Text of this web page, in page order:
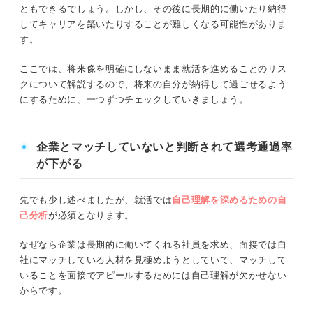
ともできるでしょう。しかし、その後に長期的に働いたり納得
してキャリアを築いたりすることが難しくなる可能性がありま
す。
ここでは、将来像を明確にしないまま就活を進めることのリス
クについて解説するので、将来の自分が納得して過ごせるよう
にするために、一つずつチェックしていきましょう。
企業とマッチしていないと判断されて選考通過率
が下がる
先でも少し述べましたが、就活では自己理解を深めるための自
己分析が必須となります。
なぜなら企業は長期的に働いてくれる社員を求め、面接では自
社にマッチしている人材を見極めようとしていて、マッチして
いることを面接でアピールするためには自己理解が欠かせない
からです。